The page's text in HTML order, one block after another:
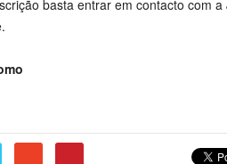
basta entrar em contacto com a